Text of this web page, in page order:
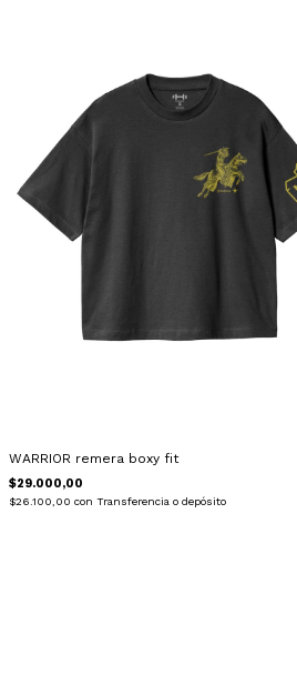
WARRIOR remera boxy fit
$29.000,00
$26.100,00 con Transferencia o depósito